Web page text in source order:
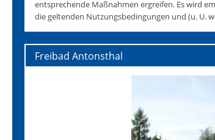
entsprechende Maßnahmen ergreifen. Es wird
die geltenden Nutzungsbedingungen und (u. U.
Freibad Antonsthal